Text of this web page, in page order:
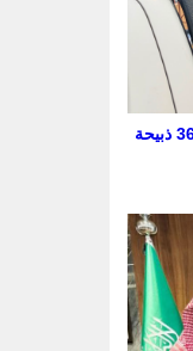
بقيمة 559.965 ريالًا.. العيون الخيرية توزع 368 ذبيحة